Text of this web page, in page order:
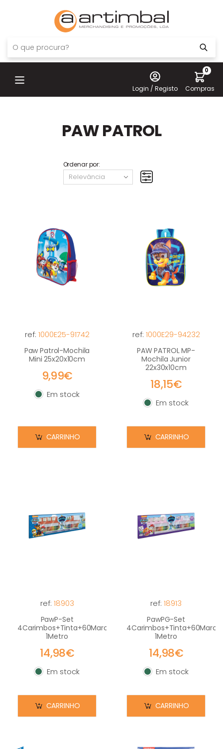
Login / Registo
0
Compras
PAW PATROL
Ordenar por:
ref: 1000E25-91742
Paw Patrol-Mochila
Mini 25x20x10cm
9,99€
Em stock
Em stock
CARRINHO
ref: 1000E29-94232
PAW PATROL MP-
Mochila Junior
22x30x10cm
18,15€
Em stock
Em stock
CARRINHO
ref: 18903
PawP-Set
4Carimbos+Tinta+60Marcad.+Actividades+Etiq-
1Metro
14,98€
Em stock
Em stock
CARRINHO
ref: 18913
PawPG-Set
1Metro
14,98€
Em stock
Em stock
CARRINHO